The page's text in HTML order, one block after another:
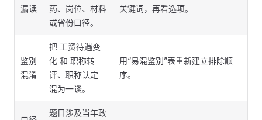
漏读
药、岗位、材料
或省份口径。
关键词，再看选项。
鉴别
混淆
把 工资待遇变
化 和 职称转
评、职称认定
混为一谈。
用“易混鉴别”表重新建立排除顺
序。
题目涉及当年政